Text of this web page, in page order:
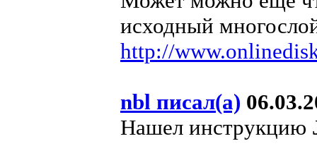
исходный
http://
nbl писал(а)
Нашел инструкцию